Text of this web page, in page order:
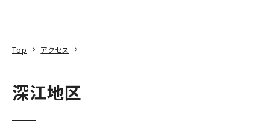
Top アクセス
深江地区